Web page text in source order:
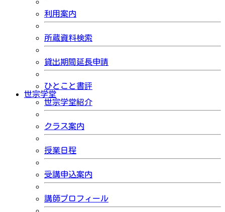
利用案内
所蔵資料検索
貸出期間延長申請
ひとこと書評
世宗学堂
世宗学堂紹介
クラス案内
授業日程
受講申込案内
講師プロフィール